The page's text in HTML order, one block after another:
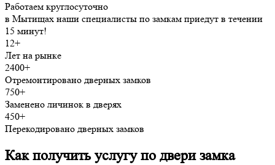
Работаем круглосуточно
в Мытищах наши специалисты по замкам приедут в течении
15 минут!
12+
Лет на рынке
2400+
Отремонтировано дверных замков
750+
Заменено личинок в дверях
450+
Перекодировано дверных замков
Как получить услугу по двери замка